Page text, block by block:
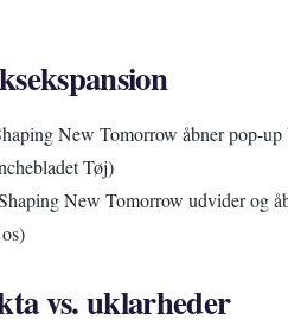
New Tomorrow åbner pop-
Tøj)
New Tomorrow udvider og
vs. uklarheder